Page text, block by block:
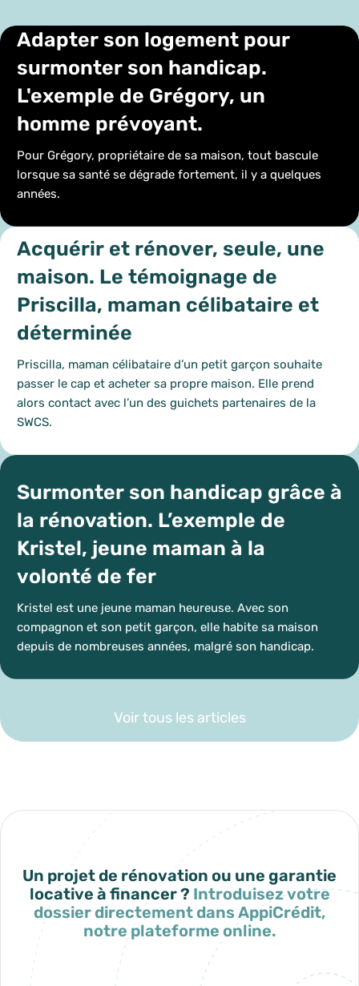
Adapter son logement pour
surmonter son handicap.
L'exemple de Grégory, un
homme prévoyant.
Pour Grégory, propriétaire de sa maison, tout bascule
lorsque sa santé se dégrade fortement, il y a quelques
années.
Acquérir et rénover, seule, une
maison. Le témoignage de
Priscilla, maman célibataire et
déterminée
Priscilla, maman célibataire d’un petit garçon souhaite
passer le cap et acheter sa propre maison. Elle prend
alors contact avec l’un des guichets partenaires de la
SWCS.
Surmonter son handicap grâce à
la rénovation. L’exemple de
Kristel, jeune maman à la
volonté de fer
Kristel est une jeune maman heureuse. Avec son
compagnon et son petit garçon, elle habite sa maison
depuis de nombreuses années, malgré son handicap.
Voir tous les articles
Un projet de rénovation ou une garantie
locative à financer ? Introduisez votre
dossier directement dans AppiCrédit,
notre plateforme online.